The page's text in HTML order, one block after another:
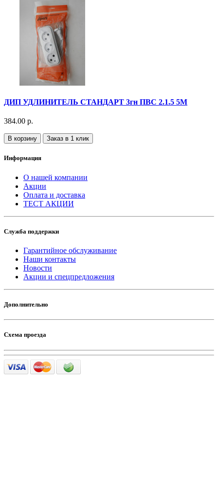
ДИП УДЛИНИТЕЛЬ СТАНДАРТ 3гн ПВС 2.1.5 5М
384.00 р.
В корзину Заказ в 1 клик
Информация
О нашей компании
Акции
Оплата и доставка
ТЕСТ АКЦИИ
Служба поддержки
Гарантийное обслуживание
Наши контакты
Новости
Акции и спецпредложения
Дополнительно
Схема проезда